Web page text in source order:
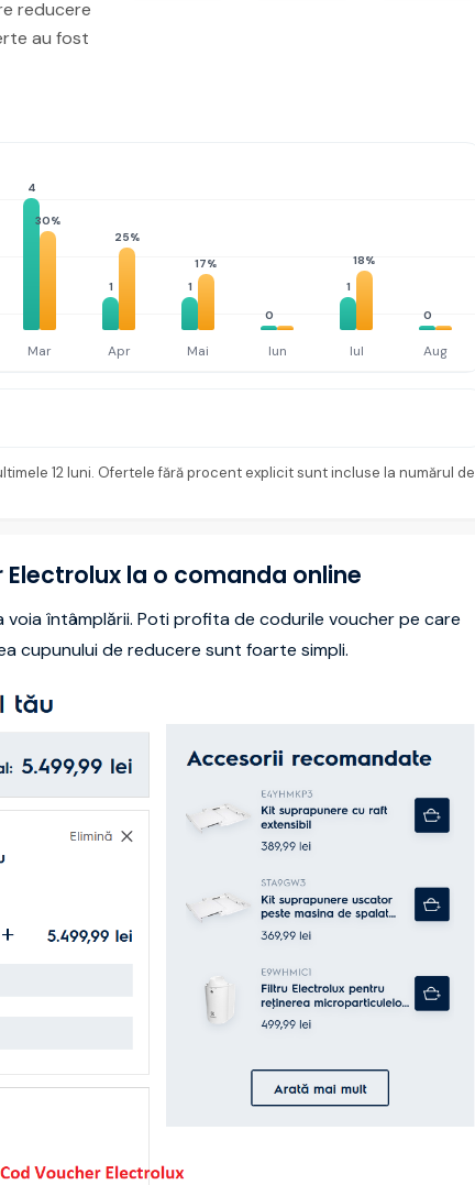
reducere
au fost
4
30%
Mar
1
25%
Apr
1
17%
Mai
0
Iun
1
18%
Iul
0
Aug
12 luni. Ofertele fără procent explicit sunt incluse la numărul de
la o comanda online
întâmplării. Poti profita de codurile voucher pe care
cupunului de reducere sunt foarte simpli.